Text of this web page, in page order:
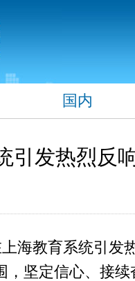
国内
引发热烈反
海教育系统引发
坚定信心、接